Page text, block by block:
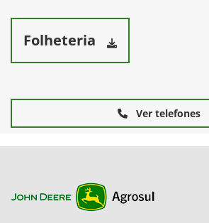
Folheteria
Ver telefones